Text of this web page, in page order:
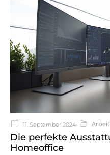
11. September 2024
Die perfekte
Homeoffice